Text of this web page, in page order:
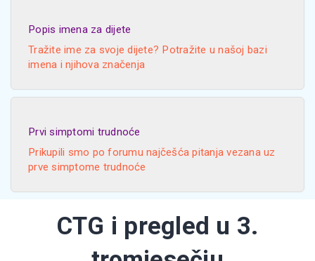
Popis imena za dijete
Tražite ime za svoje dijete? Potražite u našoj bazi
imena i njihova značenja
Prvi simptomi trudnoće
Prikupili smo po forumu najčešća pitanja vezana uz
prve simptome trudnoće
CTG i pregled u 3.